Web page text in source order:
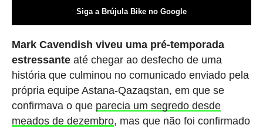
Siga a Brújula Bike no Google
Mark Cavendish viveu uma pré-temporada
estressanteaté chegar ao desfecho de uma
história que culminou no comunicado enviado pela
própria equipe Astana-Qazaqstan, em que se
confirmava o que parecia um segredo desde
meados de dezembro, mas que não foi confirmado